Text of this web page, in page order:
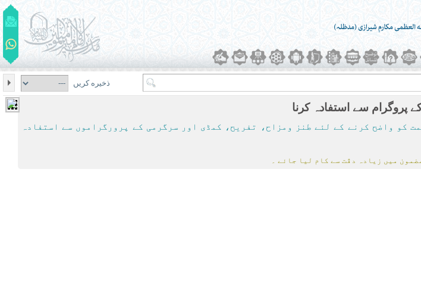
ذخیره کریں
سے استفادہ کرنا
کو واضح کرنے کے لئے طنز ومزاح، تفریح، کمڈی اور سرگرمی کے پرورگراموں سے استفادہ
میں زیادہ دقّت سے کام لیا جائے ۔